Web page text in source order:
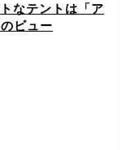
なテントは「ア
ビュー